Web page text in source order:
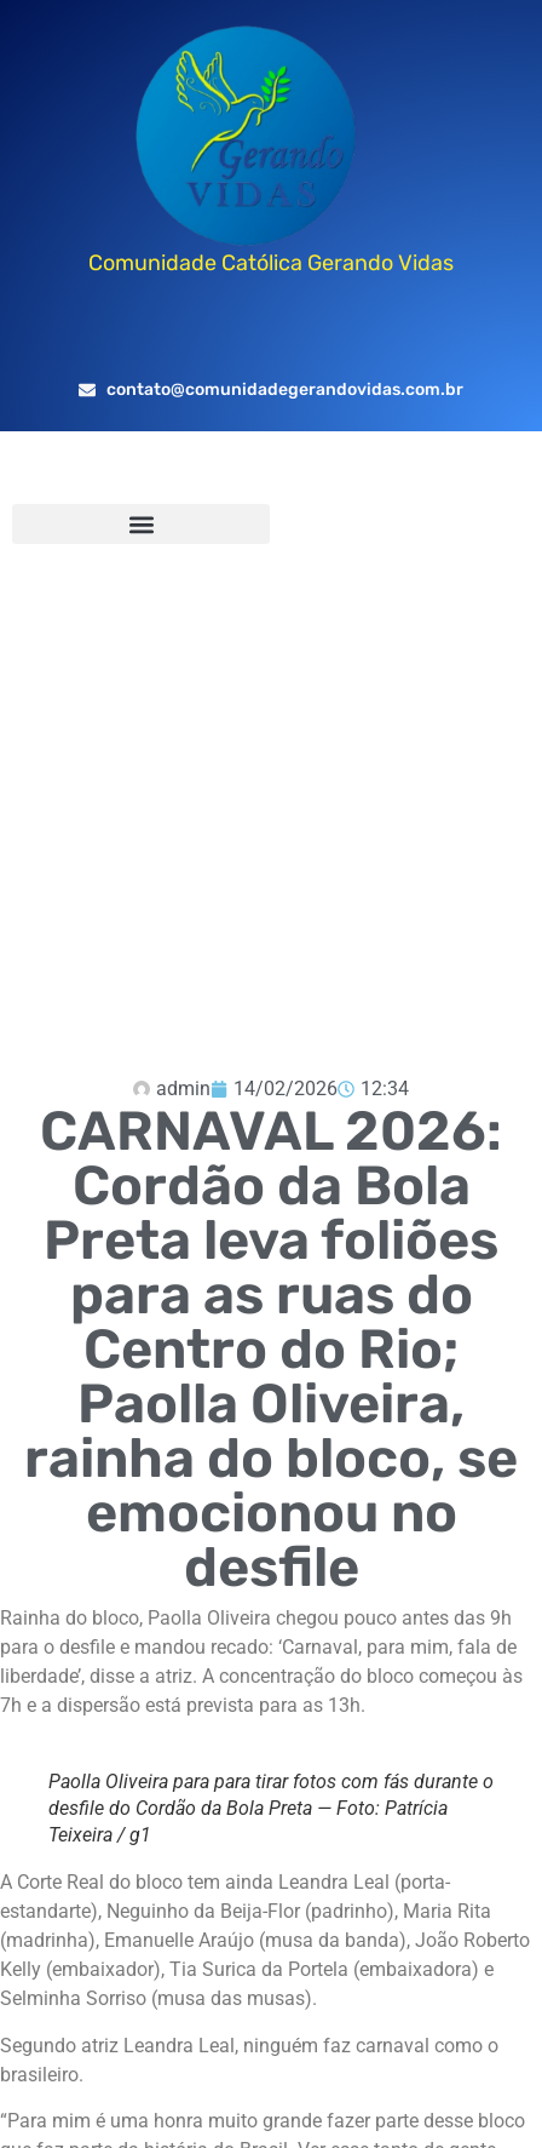
Comunidade Católica Gerando Vidas
contato@comunidadegerandovidas.com.br
admin 14/02/2026 12:34
CARNAVAL 2026:
Cordão da Bola
Preta leva foliões
para as ruas do
Centro do Rio;
Paolla Oliveira,
rainha do bloco, se
emocionou no
desfile
Rainha do bloco, Paolla Oliveira chegou pouco antes das 9h
para o desfile e mandou recado: ‘Carnaval, para mim, fala de
liberdade’, disse a atriz. A concentração do bloco começou às
7h e a dispersão está prevista para as 13h.
Paolla Oliveira para para tirar fotos com fás durante o
desfile do Cordão da Bola Preta — Foto: Patrícia
Teixeira / g1
A Corte Real do bloco tem ainda Leandra Leal (porta-
estandarte), Neguinho da Beija-Flor (padrinho), Maria Rita
(madrinha), Emanuelle Araújo (musa da banda), João Roberto
Kelly (embaixador), Tia Surica da Portela (embaixadora) e
Selminha Sorriso (musa das musas).
Segundo atriz Leandra Leal, ninguém faz carnaval como o
brasileiro.
“Para mim é uma honra muito grande fazer parte desse bloco